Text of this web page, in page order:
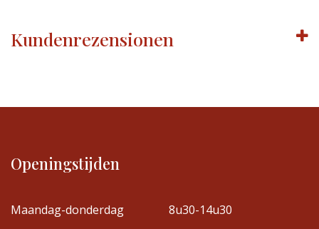
Kundenrezensionen
Openingstijden
Maandag-donderdag
8u30-14u30